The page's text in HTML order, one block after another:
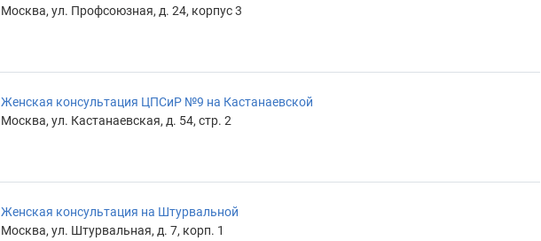
Москва, ул. Профсоюзная, д. 24, корпус 3
Женская консультация ЦПСиР №9 на Кастанаевской
Москва, ул. Кастанаевская, д. 54, стр. 2
Женская консультация на Штурвальной
Москва, ул. Штурвальная, д. 7, корп. 1